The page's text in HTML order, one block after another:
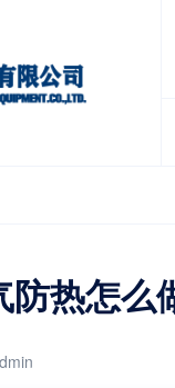
缆选型和高温隔离维护
热怎